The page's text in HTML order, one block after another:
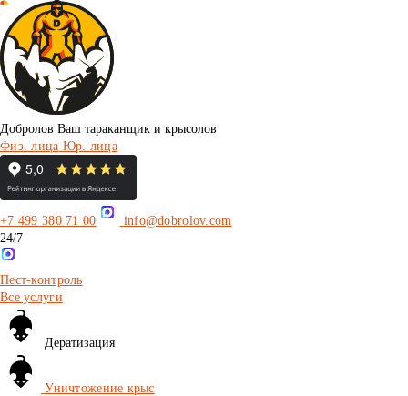
Добролов Ваш тараканщик и крысолов
Физ. лица Юр. лица
+7 499 380 71 00
info@dobrolov.com
24/7
Пест-контроль
Все услуги
Дератизация
Уничтожение крыс